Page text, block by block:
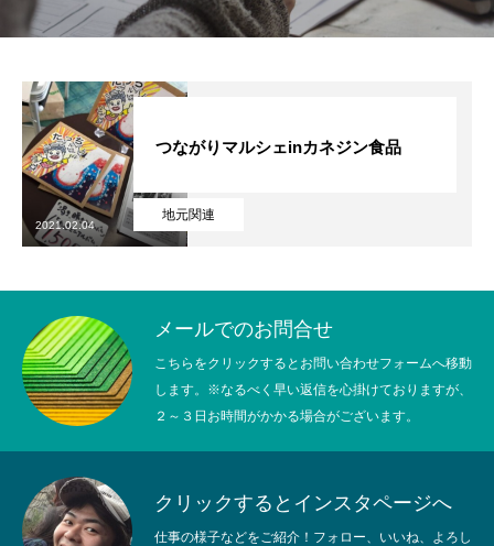
地元関連
つながりマルシェinカネジン食品
2021.02.04
メールでのお問合せ
こちらをクリックするとお問い合わせフォームへ移動
します。※なるべく早い返信を心掛けておりますが、
２～３日お時間がかかる場合がございます。
クリックするとインスタページへ
仕事の様子などをご紹介！フォロー、いいね、よろし